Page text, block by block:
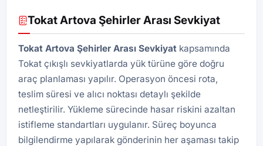
Tokat Artova Şehirler Arası Sevkiyat
Tokat Artova Şehirler Arası Sevkiyat kapsamında
Tokat çıkışlı sevkiyatlarda yük türüne göre doğru
araç planlaması yapılır. Operasyon öncesi rota,
teslim süresi ve alıcı noktası detaylı şekilde
netleştirilir. Yükleme sürecinde hasar riskini azaltan
istifleme standartları uygulanır. Süreç boyunca
bilgilendirme yapılarak gönderinin her aşaması takip